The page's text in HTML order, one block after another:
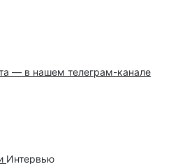
— в нашем телеграм-канале
Интервью